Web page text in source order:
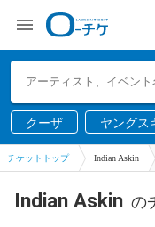
クーザ
ヤングス
ー
チケットトップ Indian Askin
Indian Askin の